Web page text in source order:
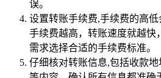
误。
设置转账手续费,手续费的高低
手续费越高，转账速度就越快
需求选择合适的手续费标准。
仔细核对转账信息,包括收款